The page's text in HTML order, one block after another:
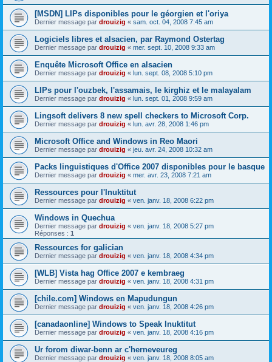
[MSDN] LIPs disponibles pour le géorgien et l'oriya
Dernier message par drouizig « sam. oct. 04, 2008 7:45 am
Logiciels libres et alsacien, par Raymond Ostertag
Dernier message par drouizig « mer. sept. 10, 2008 9:33 am
Enquête Microsoft Office en alsacien
Dernier message par drouizig « lun. sept. 08, 2008 5:10 pm
LIPs pour l'ouzbek, l'assamais, le kirghiz et le malayalam
Dernier message par drouizig « lun. sept. 01, 2008 9:59 am
Lingsoft delivers 8 new spell checkers to Microsoft Corp.
Dernier message par drouizig « lun. avr. 28, 2008 1:46 pm
Microsoft Office and Windows in Reo Maori
Dernier message par drouizig « jeu. avr. 24, 2008 10:32 am
Packs linguistiques d'Office 2007 disponibles pour le basque
Dernier message par drouizig « mer. avr. 23, 2008 7:21 am
Ressources pour l'Inuktitut
Dernier message par drouizig « ven. janv. 18, 2008 6:22 pm
Windows in Quechua
Dernier message par drouizig « ven. janv. 18, 2008 5:27 pm
Réponses : 1
Ressources for galician
Dernier message par drouizig « ven. janv. 18, 2008 4:34 pm
[WLB] Vista hag Office 2007 e kembraeg
Dernier message par drouizig « ven. janv. 18, 2008 4:31 pm
[chile.com] Windows en Mapudungun
Dernier message par drouizig « ven. janv. 18, 2008 4:26 pm
[canadaonline] Windows to Speak Inuktitut
Dernier message par drouizig « ven. janv. 18, 2008 4:16 pm
Ur forom diwar-benn ar c'herneveureg
Dernier message par drouizig « ven. janv. 18, 2008 8:05 am